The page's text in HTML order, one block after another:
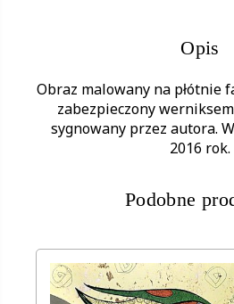
Opis
Obraz malowany na płótnie
zabezpieczony
sygnowany przez autora.
2016 rok.
Podobne